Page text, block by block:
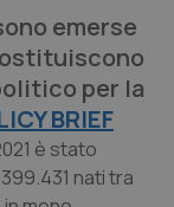
emerse
per la
BRIEF
è stato
nati tra